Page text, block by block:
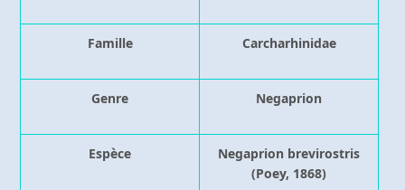
Famille Carcharhinidae
Genre Negaprion
Espèce
Negaprion brevirostris
(Poey, 1868)